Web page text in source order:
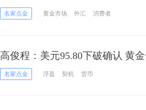
名家点金 黄金市场 外汇 消费者
高俊程：美元95.80下破确认 黄
名家点金 浮盈 契机 货币